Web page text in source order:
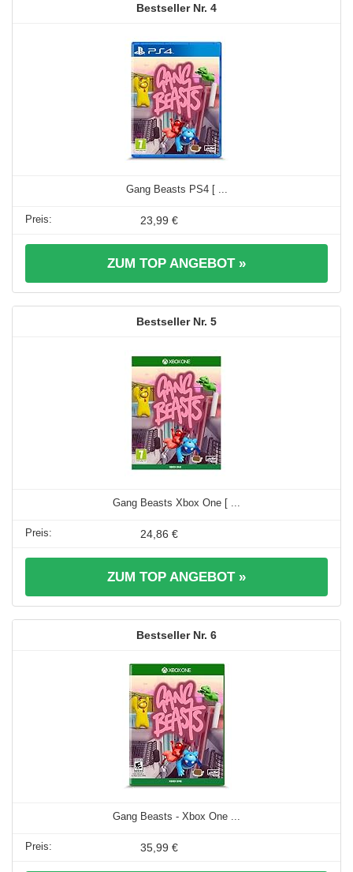
4
Gang Beasts PS4 [ ...
23,99 €
ZUM TOP ANGEBOT »
5
Gang Beasts Xbox One [ ...
24,86 €
ZUM TOP ANGEBOT »
6
Gang Beasts - Xbox One ...
35,99 €